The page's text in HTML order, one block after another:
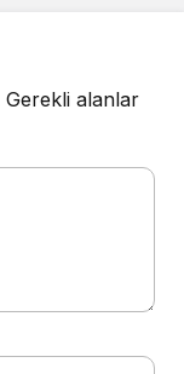
Gerekli alanlar